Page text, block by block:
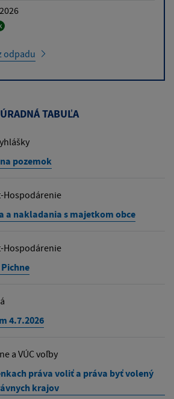
odpadu
ÚRADNÁ TABUĽA
pozemok
Hospodárenie
a nakladania s majetkom obce
Hospodárenie
4.7.2026
a VÚC voľby
práva voliť a práva byť volený
krajov